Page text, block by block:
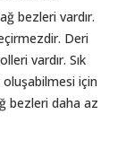
bezleri vardır.
Deri
vardır. Sık
oluşabilmesi için
bezleri daha az